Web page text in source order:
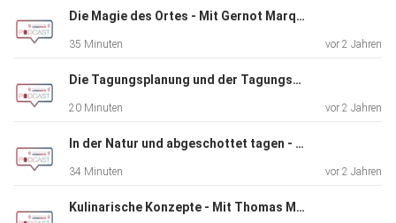
zögerlich vorgegangen, andere stehen heute als
Tagungshotels im Markt.
Zwei dieser Musterbeispiele sind Westerham – die
Akademie aus dem
mitten in
Die Magie des Ortes - Mit Gernot Marquardt, Paul Ghiradini und Ina König
35 Minuten vor 2 Jahren
Die Tagungsplanung und der Tagungsverkauf - Nicole Döring & Albert Stumpf
20 Minuten vor 2 Jahren
In der Natur und abgeschottet tagen - Mit Carola Klindworth & Georg Hiller
34 Minuten vor 2 Jahren
Kulinarische Konzepte - Mit Thomas Meischner und Kim Bassen